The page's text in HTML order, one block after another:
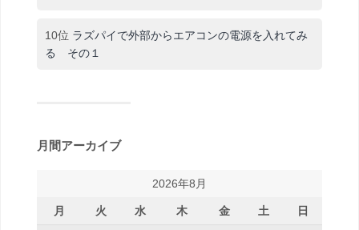
10位 ラズパイで外部からエアコンの電源を入れてみ
る その１
月間アーカイブ
2026年8月
月 火 水 木 金 土 日